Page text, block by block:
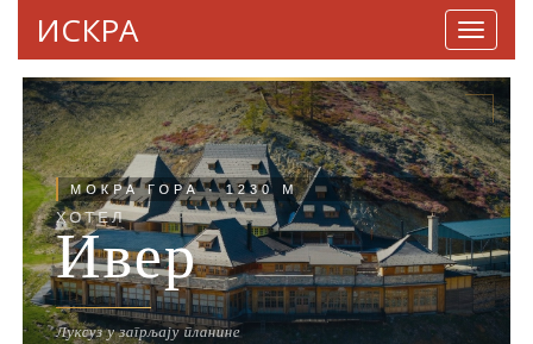
ИСКРА